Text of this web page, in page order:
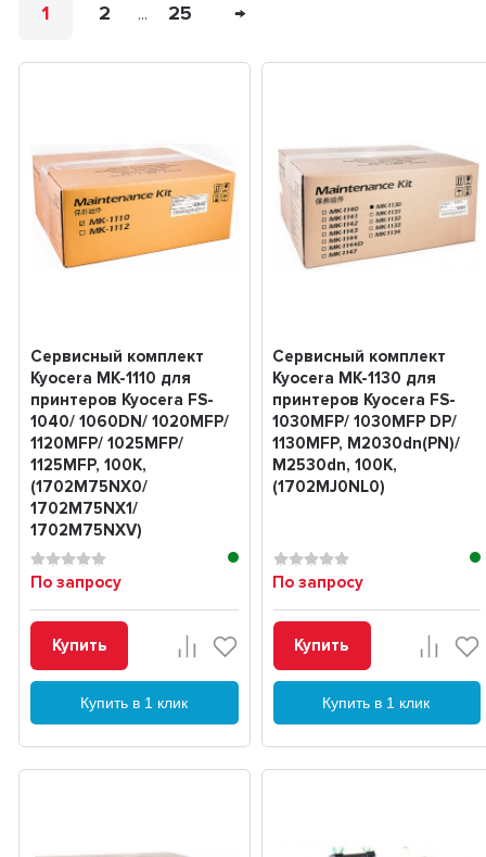
1 2 ... 25 →
Сервисный комплект
Kyocera MK-1110 для
принтеров Kyocera FS-
1040/ 1060DN/ 1020MFP/
1120MFP/ 1025MFP/
1125MFP, 100K,
(1702M75NX0/
1702M75NX1/
1702M75NXV)
По запросу
Купить
Купить в 1 клик
Сервисный комплект
Kyocera MK-1130 для
принтеров Kyocera FS-
1030MFP/ 1030MFP DP/
1130MFP, M2030dn(PN)/
M2530dn, 100K,
(1702MJ0NL0)
По запросу
Купить
Купить в 1 клик